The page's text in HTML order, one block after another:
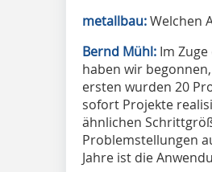
metallbau:Welchen
Bernd Mühl: Im
haben wir
ersten wurden 20
sofort Projekte
ähnlichen
Problemstellungen
Jahre ist die